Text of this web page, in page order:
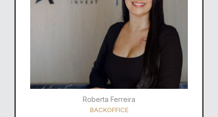
Roberta Ferreira
BACKOFFICE